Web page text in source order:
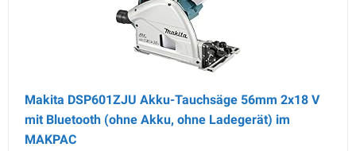
Makita DSP601ZJU Akku-Tauchsäge 56mm 2x18 V
mit Bluetooth (ohne Akku, ohne Ladegerät) im
MAKPAC